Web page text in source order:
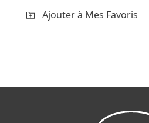
Ajouter à Mes Favoris